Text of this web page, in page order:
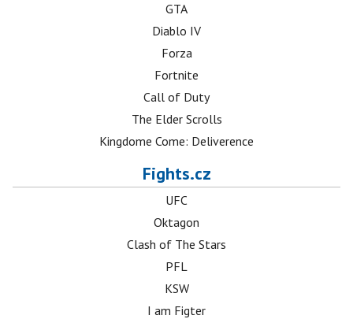
GTA
Diablo IV
Forza
Fortnite
Call of Duty
The Elder Scrolls
Kingdome Come: Deliverence
Fights.cz
UFC
Oktagon
Clash of The Stars
PFL
KSW
I am Figter